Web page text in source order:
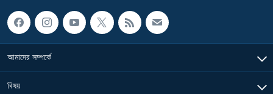
আমাদের সম্পর্কে
বিষয়